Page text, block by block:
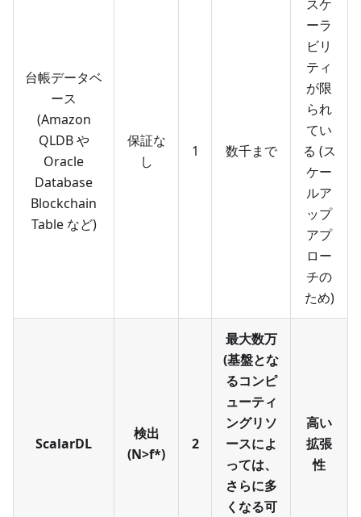
台帳データベ
ース
(Amazon
QLDB や
Oracle
Database
Blockchain
Table など)
保証な
し
1 数千まで
スケ
ーラ
ビリ
ティ
が限
られ
てい
る (ス
ケー
ルア
ップ
アプ
ロー
チの
ため)
ScalarDL
検出
(N>f*)
2
最大数万
(基盤とな
るコンピ
ューティ
ングリソ
ースによ
っては、
さらに多
くなる可
高い
拡張
性